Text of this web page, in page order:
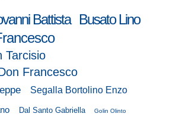
Battista Busato Lino
Tarcisio
Francesco
Segalla Bortolino Enzo
Dal Santo Gabriella Golin Olinto